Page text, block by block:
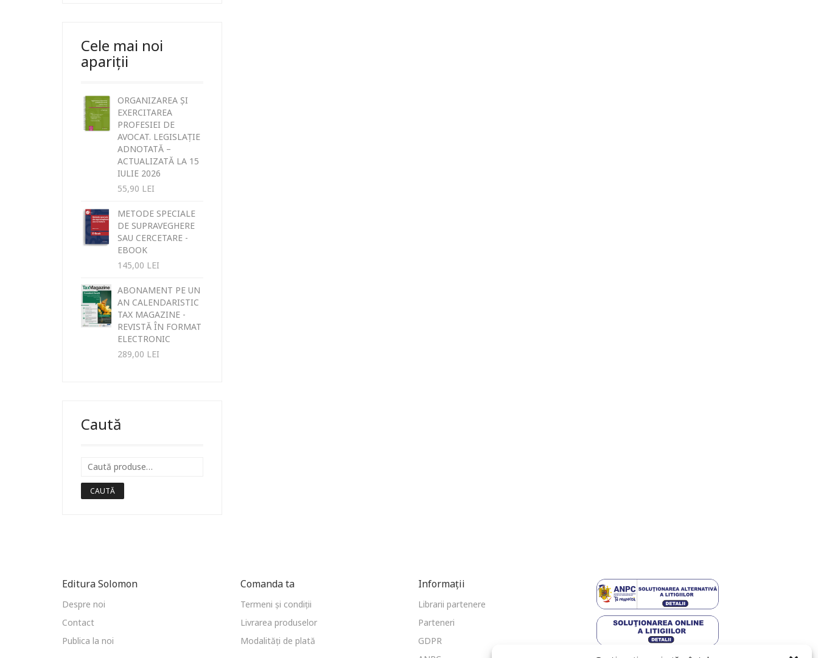
Cele mai noi
apariții
ORGANIZAREA ȘI
EXERCITAREA
PROFESIEI DE
AVOCAT. LEGISLAȚIE
ADNOTATĂ –
ACTUALIZATĂ LA 15
IULIE 2026
55,90 LEI
METODE SPECIALE
DE SUPRAVEGHERE
SAU CERCETARE -
EBOOK
145,00 LEI
ABONAMENT PE UN
AN CALENDARISTIC
TAX MAGAZINE -
REVISTĂ ÎN FORMAT
ELECTRONIC
289,00 LEI
Caută
CAUTĂ
Editura Solomon
Despre noi
Contact
Publica la noi
Comanda ta
Termeni și condiții
Livrarea produselor
Modalități de plată
Informații
Librarii partenere
Parteneri
GDPR